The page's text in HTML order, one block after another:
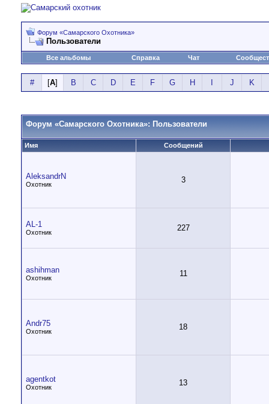
Форум «Самарского Охотника»
Пользователи
Все альбомы Справка Чат
# [A] B C D E F G H J K
Форум «Самарского Охотника»: Пользователи
Имя Сообщений
AleksandrN
Охотник 3
AL-1
Охотник 227
ashihman
Охотник 11
Andr75
Охотник 18
agentkot
Охотник 13